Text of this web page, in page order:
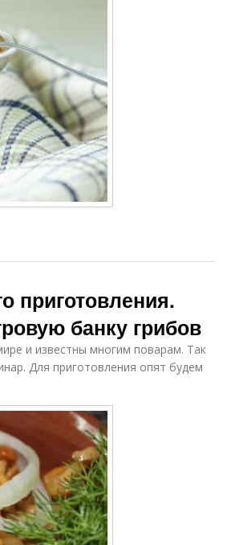
приготовления.
банку грибов
и известны многим поварам. Так
Для приготовления опят будем